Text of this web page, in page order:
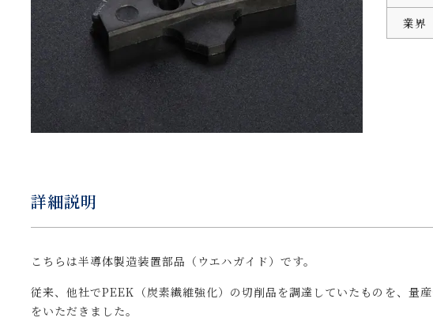
業界
詳細説明
こちらは半導体製造装置部品（ウエハガイド）です。
従来、他社でPEEK（炭素繊維強化）の切削品を調達していたものを、量
をいただきました。